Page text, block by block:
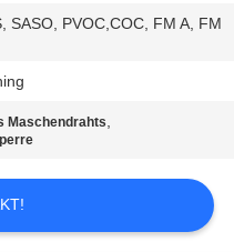
SASO, PVOC,COC, FM A, FM
Maschendrahts,